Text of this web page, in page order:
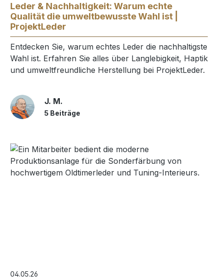
Leder & Nachhaltigkeit: Warum echte
Qualität die umweltbewusste Wahl ist |
ProjektLeder
Entdecken Sie, warum echtes Leder die nachhaltigste
Wahl ist. Erfahren Sie alles über Langlebigkeit, Haptik
und umweltfreundliche Herstellung bei ProjektLeder.
J. M.
5 Beiträge
04.05.26